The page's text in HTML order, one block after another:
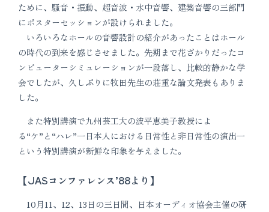
ために、騒音・振動、超音波・水中音響、建築音響の三部門
にポスターセッションが設けられました。
いろいろなホールの音響設計の紹介があったことはホール
の時代の到来を感じさせました。先期まで花ざかりだったコ
ンピューターシミュレーションが一段落し、比較的静かな学
会でしたが、久しぷりに牧田先生の荘重な論文発表もありま
した。
また特別講演で九州芸工大の波平恵美子教授によ
る“ケ”と“ハレ”一日本人における日常性と非日常性の演出一
という特別講演が新鮮な印象を与えました。
【JASコンファレンス’88より】
10月11、12、13日の三日間、日本オーディオ協会主催の研